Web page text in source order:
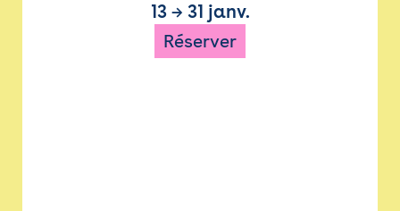
13→ 31 janv.
Réserver